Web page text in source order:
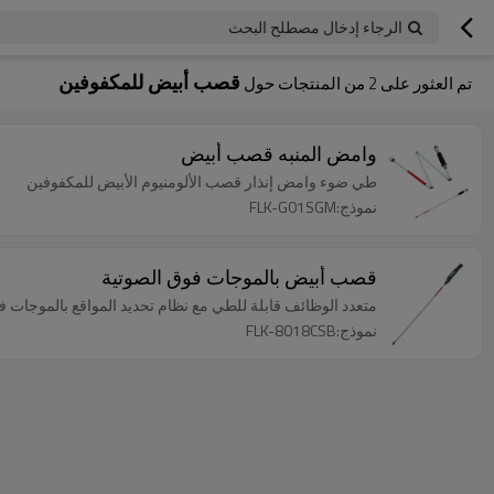
الرجاء إدخال مصطلح البحث
تم العثور على 2 من المنتجات حول قصب أبيض للمكفوفين
وامض المنبه قصب أبيض
طي ضوء وامض إنذار قصب الألومنيوم الأبيض للمكفوفين
نموذج:FLK-G01SGM
قصب أبيض بالموجات فوق الصوتية
متعدد الوظائف قابلة للطي مع نظام تحديد المواقع
نموذج:FLK-8018CSB